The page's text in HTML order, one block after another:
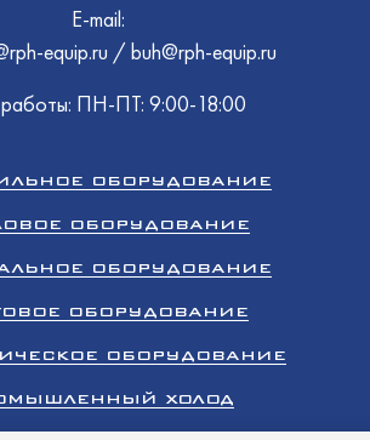
E-mail:
equip.ru / buh@rph-equip.ru
ПН-ПТ: 9:00-18:00
ОБОРУДОВАНИЕ
ОБОРУДОВАНИЕ
ОБОРУДОВАНИЕ
ОБОРУДОВАНИЕ
ОБОРУДОВАНИЕ
ХОЛОД